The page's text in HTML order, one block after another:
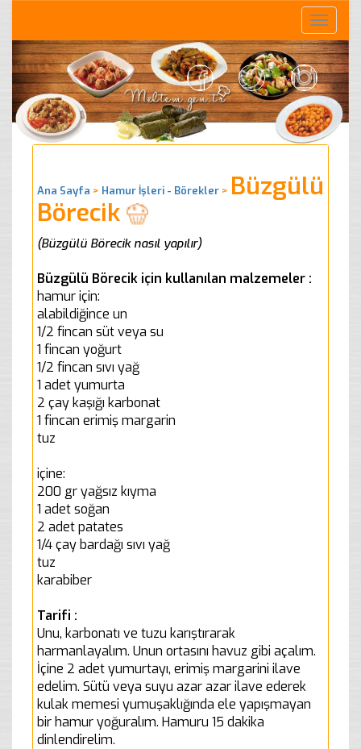
Toggle
Ana Sayfa > Hamur İşleri - Börekler > Büzgülü
Börecik
(Büzgülü Börecik nasıl yapılır)
Büzgülü Börecik için kullanılan malzemeler :
hamur için:
alabildiğince un
1/2 fincan süt veya su
1 fincan yoğurt
1/2 fincan sıvı yağ
1 adet yumurta
2 çay kaşığı karbonat
1 fincan erimiş margarin
tuz
içine:
200 gr yağsız kıyma
1 adet soğan
2 adet patates
1/4 çay bardağı sıvı yağ
tuz
karabiber
Tarifi :
Unu, karbonatı ve tuzu karıştırarak
harmanlayalım. Unun ortasını havuz gibi açalım.
İçine 2 adet yumurtayı, erimiş margarini ilave
edelim. Sütü veya suyu azar azar ilave ederek
kulak memesi yumuşaklığında ele yapışmayan
bir hamur yoğuralım. Hamuru 15 dakika
dinlendirelim.